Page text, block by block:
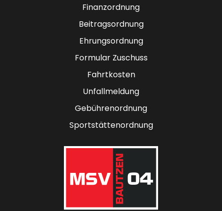
Finanzordnung
Beitragsordnung
Ehrungsordnung
Formular Zuschuss
Fahrtkosten
Unfallmeldung
Gebührenordnung
Sportstättenordnung